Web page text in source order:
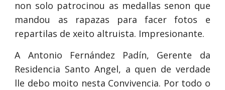
non solo patrocinou as medallas senon que
mandou as rapazas para facer fotos e
repartilas de xeito altruista. Impresionante.
A Antonio Fernández Padín, Gerente da
Residencia Santo Angel, a quen de verdade
lle debo moito nesta Convivencia. Por todo o